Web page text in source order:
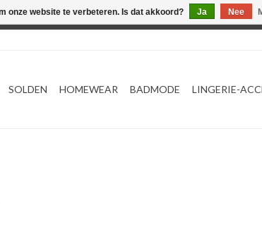
SOLDEN HOMEWEAR BADMODE LINGERIE-
onze website te verbeteren. Is dat akkoord? Ja Nee
Webshop werkt met EU maten. .